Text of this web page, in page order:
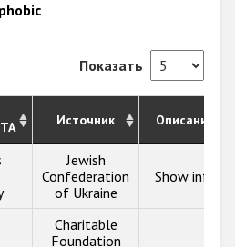
Показать
Источник Описание
Jewish
Confederation
of Ukraine
Show info
Charitable
Foundation